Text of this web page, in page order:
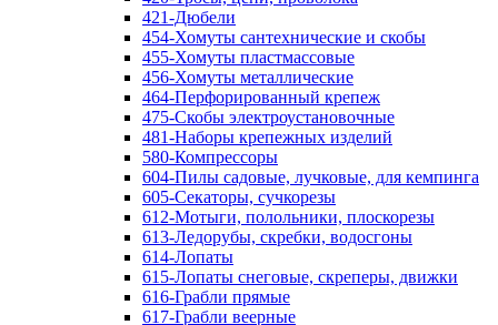
421-Дюбели
454-Хомуты сантехнические и скобы
455-Хомуты пластмассовые
456-Хомуты металлические
464-Перфорированный крепеж
475-Скобы электроустановочные
481-Наборы крепежных изделий
580-Компрессоры
604-Пилы садовые, лучковые, для кемпинга
605-Секаторы, сучкорезы
612-Мотыги, полольники, плоскорезы
613-Ледорубы, скребки, водосгоны
614-Лопаты
615-Лопаты снеговые, скреперы, движки
616-Грабли прямые
617-Грабли веерные